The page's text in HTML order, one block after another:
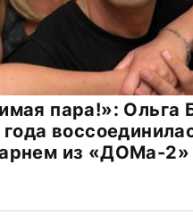
пара!»: Ольга
из «ДОМа-2»